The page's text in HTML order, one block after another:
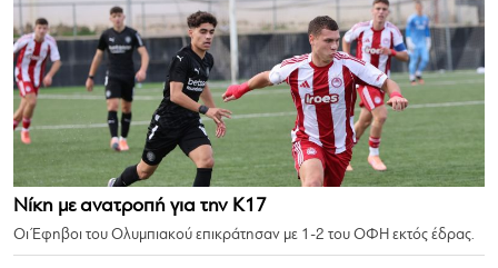
Νίκη με ανατροπή για την Κ17
Οι Έφηβοι του Ολυμπιακού επικράτησαν με 1-2 του ΟΦΗ εκτός έδρας.